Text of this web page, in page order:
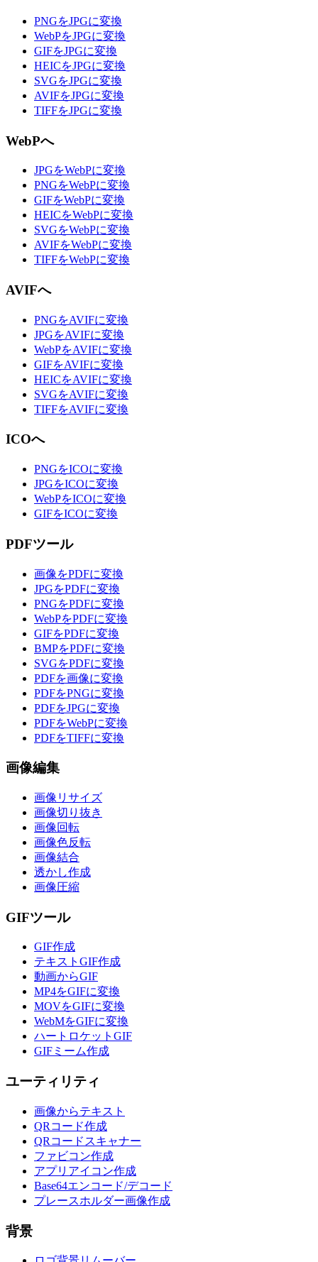
PNGをJPGに変換
WebPをJPGに変換
GIFをJPGに変換
HEICをJPGに変換
SVGをJPGに変換
AVIFをJPGに変換
TIFFをJPGに変換
WebPへ
JPGをWebPに変換
PNGをWebPに変換
GIFをWebPに変換
HEICをWebPに変換
SVGをWebPに変換
AVIFをWebPに変換
TIFFをWebPに変換
AVIFへ
PNGをAVIFに変換
JPGをAVIFに変換
WebPをAVIFに変換
GIFをAVIFに変換
HEICをAVIFに変換
SVGをAVIFに変換
TIFFをAVIFに変換
ICOへ
PNGをICOに変換
JPGをICOに変換
WebPをICOに変換
GIFをICOに変換
PDFツール
画像をPDFに変換
JPGをPDFに変換
PNGをPDFに変換
WebPをPDFに変換
GIFをPDFに変換
BMPをPDFに変換
SVGをPDFに変換
PDFを画像に変換
PDFをPNGに変換
PDFをJPGに変換
PDFをWebPに変換
PDFをTIFFに変換
画像編集
画像リサイズ
画像切り抜き
画像回転
画像色反転
画像結合
透かし作成
画像圧縮
GIFツール
GIF作成
テキストGIF作成
動画からGIF
MP4をGIFに変換
MOVをGIFに変換
WebMをGIFに変換
ハートロケットGIF
GIFミーム作成
ユーティリティ
画像からテキスト
QRコード作成
QRコードスキャナー
ファビコン作成
アプリアイコン作成
Base64エンコード/デコード
プレースホルダー画像作成
背景